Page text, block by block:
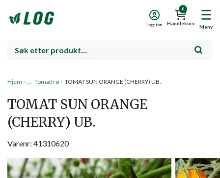
Meny
0
Handlekurv
Logg inn
Hjem › Tomatfrø › TOMAT SUN ORANGE (CHERRY) UB.
TOMAT SUN ORANGE
(CHERRY) UB.
Varenr: 41310620